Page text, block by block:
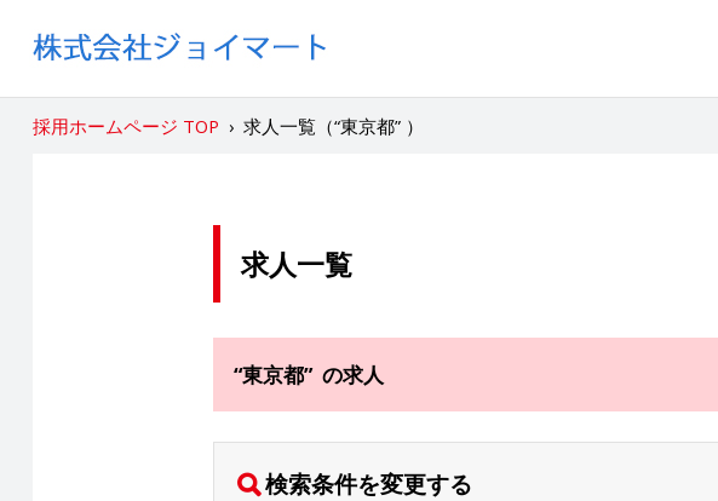
採用ホームページ TOP › 求人一覧（“東京都” ）
求人一覧
“東京都” の求人
検索条件を変更する